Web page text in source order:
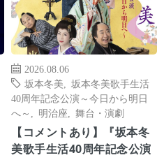
2026.08.06
坂本冬美
坂本冬美歌手生活
40周年記念公演～今日から明日
へ～
明治座 舞台・演劇
【コメントあり】『坂本冬
美歌手生活40周年記念公演